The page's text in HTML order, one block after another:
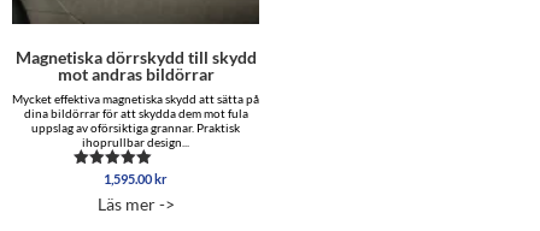
Magnetiska dörrskydd till skydd
mot andras bildörrar
Mycket effektiva magnetiska skydd att sätta på
dina bildörrar för att skydda dem mot fula
uppslag av oförsiktiga grannar. Praktisk
ihoprullbar design...
Betygsatt
av 5
1,595.00kr
Läs mer ->